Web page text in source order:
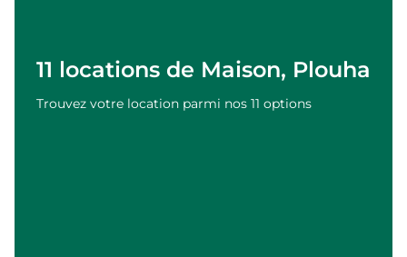
11 locations de Maison, Plouha
Trouvez votre location parmi nos 11 options